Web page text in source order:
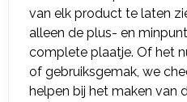
van elk product te laten
alleen de plus- en
complete plaatje. Of het
of gebruiksgemak, we
helpen bij het maken van